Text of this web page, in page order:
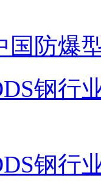
国防爆
钢行
钢行